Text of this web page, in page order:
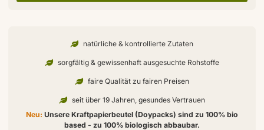
natürliche & kontrollierte Zutaten
sorgfältig & gewissenhaft ausgesuchte Rohstoffe
faire Qualität zu fairen Preisen
seit über 19 Jahren, gesundes Vertrauen
Neu: Unsere Kraftpapierbeutel (Doypacks) sind zu 100% bio
based - zu 100% biologisch abbaubar.